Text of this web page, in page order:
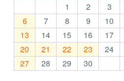
1
2 3
6
7 8 9 10
13
14 15 16 17
20
21 22 23 24
27
28 29 30